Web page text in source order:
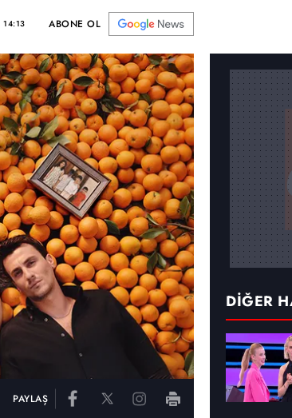
ABONE OL
PAYLAŞ
DİĞER